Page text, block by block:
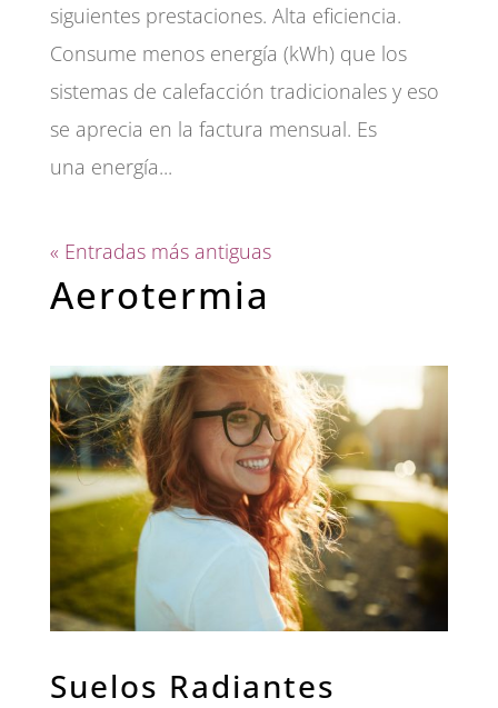
siguientes prestaciones. Alta eficiencia.
Consume menos energía (kWh) que los
sistemas de calefacción tradicionales y eso
se aprecia en la factura mensual. Es
una energía...
« Entradas más antiguas
Aerotermia
Suelos Radiantes